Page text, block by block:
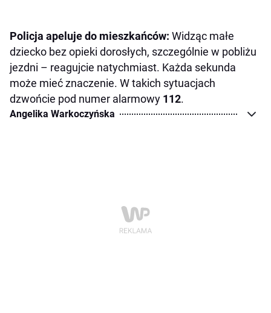
Policja apeluje do mieszkańców: Widząc małe
dziecko bez opieki dorosłych, szczególnie w pobliżu
jezdni – reagujcie natychmiast. Każda sekunda
może mieć znaczenie. W takich sytuacjach
dzwońcie pod numer alarmowy 112.
Angelika Warkoczyńska